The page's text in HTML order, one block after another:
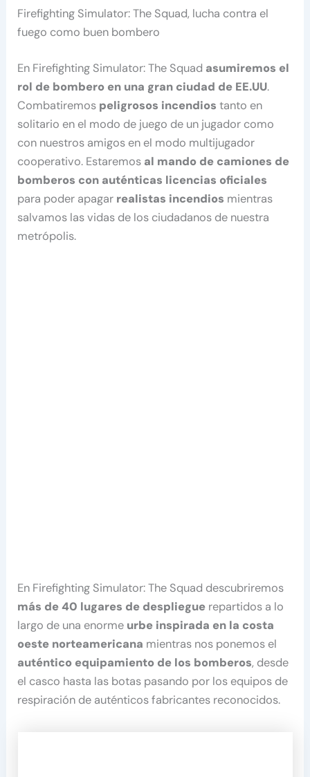
Firefighting Simulator: The Squad, lucha contra el
fuego como buen bombero
En Firefighting Simulator: The Squad asumiremos el
rol de bombero en una gran ciudad de EE.UU.
Combatiremos peligrosos incendios tanto en
solitario en el modo de juego de un jugador como
con nuestros amigos en el modo multijugador
cooperativo. Estaremos al mando de camiones de
bomberos con auténticas licencias oficiales
para poder apagar realistas incendios mientras
salvamos las vidas de los ciudadanos de nuestra
metrópolis.
En Firefighting Simulator: The Squad descubriremos
más de 40 lugares de despliegue repartidos a lo
largo de una enorme urbe inspirada en la costa
oeste norteamericana mientras nos ponemos el
auténtico equipamiento de los bomberos, desde
el casco hasta las botas pasando por los equipos de
respiración de auténticos fabricantes reconocidos.